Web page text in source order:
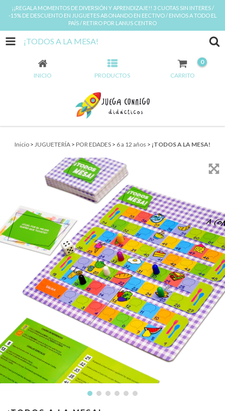
¡¡REGALA MOMENTOS DE DIVERSIÓN Y APRENDIZAJE!! 3 CUOTAS SIN INTERES /
-15% DE DESCUENTO EN JUGUETES ABONANDO EN EECTIVO / ENVIOS A TODO EL
PAÍS / RETIRO POR LANUS CENTRO
¡TODOS A LA MESA!
INICIO PRODUCTOS CARRITO
0
Inicio > JUGUETERÍA > POR EDADES > 6 a 12 años > ¡TODOS A LA MESA!